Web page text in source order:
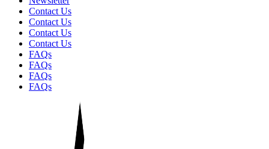
Contact Us
Contact Us
Contact Us
Contact Us
FAQs
FAQs
FAQs
FAQs